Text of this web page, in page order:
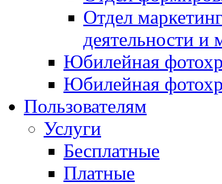
Отдел
деятельности и
Юбилейная
Юбилейная
Пользователям
Услуги
Бесплатные
Платные